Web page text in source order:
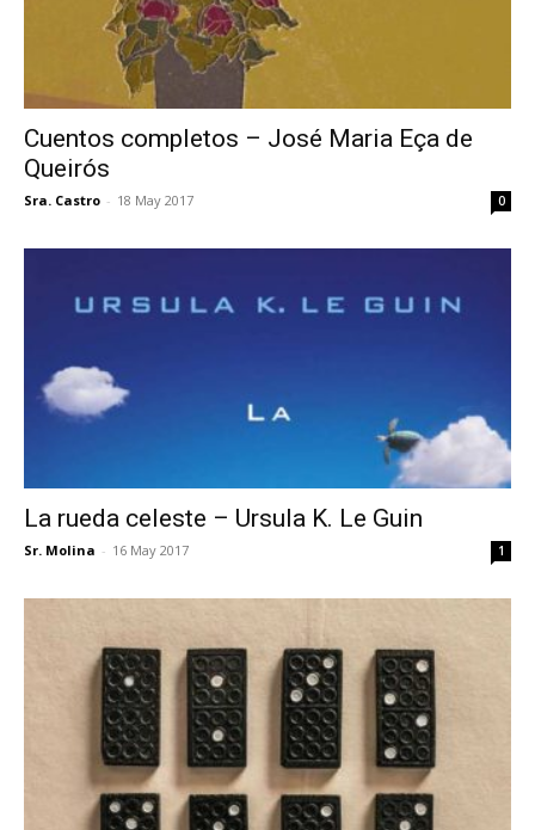
Cuentos completos – José Maria Eça de
Queirós
Sra. Castro - 18 May 2017 0
La rueda celeste – Ursula K. Le Guin
Sr. Molina - 16 May 2017 1